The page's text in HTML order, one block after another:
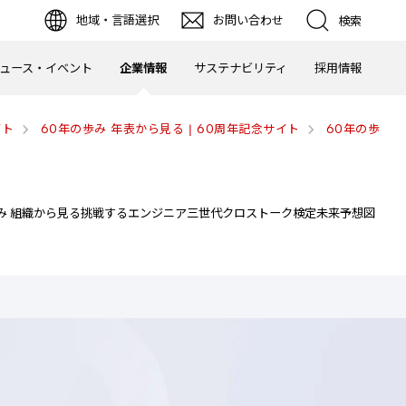
地域・言語選択 お問い合わせ 検索
ース・イベント 企業情報 サステナビリティ 採用情報
60年の歩み 年表から見る | 60周年記念サイト 60年の歩
組織から見る挑戦するエンジニア三世代クロストーク検定未来予想図